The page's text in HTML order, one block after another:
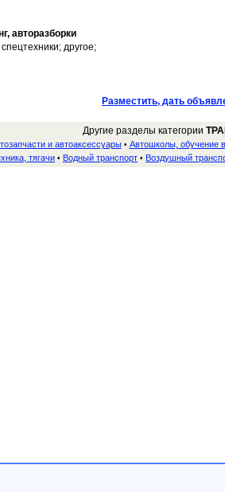
авторазборки
другое;
Разместить, дать
Другие разделы категории
и автоаксессуары• Автошколы, обучение
тягачи • Водный транспорт • Воздушный